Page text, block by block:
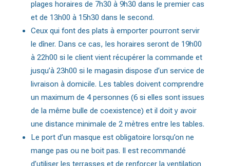
plages horaires de 7h30 à 9h30 dans le premier cas
et de 13h00 à 15h30 dans le second.
Ceux qui font des plats à emporter pourront servir
le dîner. Dans ce cas, les horaires seront de 19h00
à 22h00 si le client vient récupérer la commande et
jusqu’à 23h00 si le magasin dispose d’un service de
livraison à domicile. Les tables doivent comprendre
un maximum de 4 personnes (6 si elles sont issues
de la même bulle de coexistence) et il doit y avoir
une distance minimale de 2 mètres entre les tables.
Le port d’un masque est obligatoire lorsqu’on ne
mange pas ou ne boit pas. Il est recommandé
d’utiliser les terrasses et de renforcer la ventilation